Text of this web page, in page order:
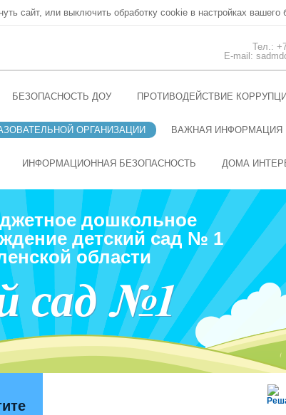
сайт, или выключить обработку cookie в настройках вашего
Тел.:
E-mail:
БЕЗОПАСНОСТЬ ДОУ ПРОТИВОДЕЙСТВИЕ
ОРГАНИЗАЦИИ ВАЖНАЯ ИНФОРМАЦИЯ
ИНФОРМАЦИОННАЯ БЕЗОПАСНОСТЬ ДОМА
дошкольное
детский сад № 1
области
сад №1